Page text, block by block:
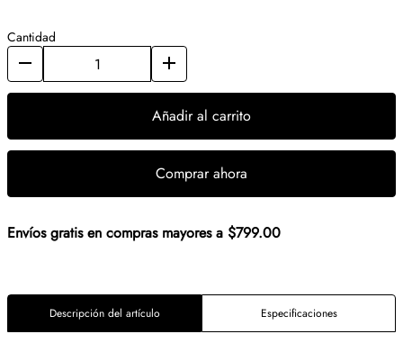
Cantidad
Añadir al carrito
Comprar ahora
Envíos gratis en compras mayores a $799.00
Descripción del artículo Especificaciones